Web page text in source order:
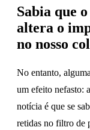
Sabia que
altera o
no nosso
No entanto,
um efeito nefasto:
notícia é que se
retidas no filtro de